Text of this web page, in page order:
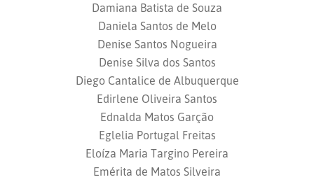
Damiana Batista de Souza
Daniela Santos de Melo
Denise Santos Nogueira
Denise Silva dos Santos
Diego Cantalice de Albuquerque
Edirlene Oliveira Santos
Ednalda Matos Garção
Eglelia Portugal Freitas
Eloíza Maria Targino Pereira
Emérita de Matos Silveira